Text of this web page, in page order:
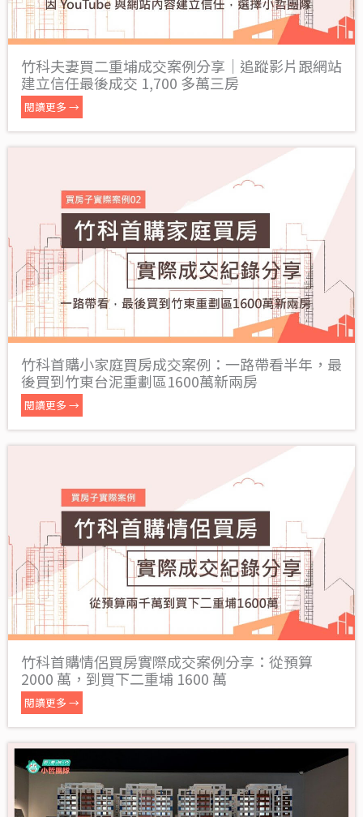
竹科夫妻買二重埔成交案例分享｜追蹤影片跟網站
建立信任最後成交 1,700 多萬三房
閱讀更多 →
竹科首購小家庭買房成交案例：一路帶看半年，最
後買到竹東台泥重劃區1600萬新兩房
閱讀更多 →
竹科首購情侶買房實際成交案例分享：從預算
2000 萬，到買下二重埔 1600 萬
閱讀更多 →